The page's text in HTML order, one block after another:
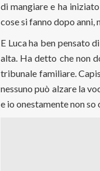
di mangiare e ha
cose si fanno dopo anni,
E Luca ha ben pensato
alta. Ha detto che non
tribunale familiare.
nessuno può alzare la
e io onestamente non so